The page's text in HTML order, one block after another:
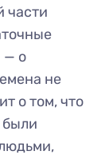
части
— о
не
о том, что
были